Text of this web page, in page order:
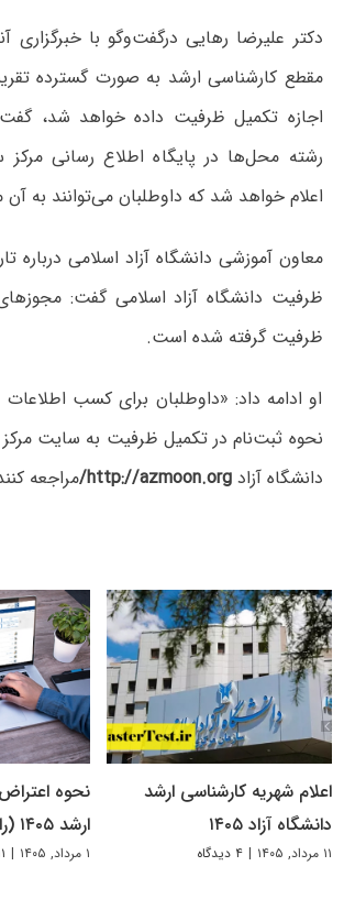
دکتر علیرضا رهایی درگفت‌وگو با خبرگزاری
مقطع کارشناسی ارشد به صورت گسترده
اجازه تکمیل ظرفیت داده خواهد شد،
رشته‌ محل‌ها در پایگاه اطلاع رسانی
اعلام خواهد شد که داوطلبان می‌توانند به آن
معاون آموزشی دانشگاه آزاد اسلامی درباره
ظرفیت دانشگاه آزاد اسلامی گفت:
ظرفیت گرفته شده است.
او ادامه داد: «داوطلبان برای کسب
نحوه ثبت‌نام در تکمیل ظرفیت به سایت
دانشگاه آزادhttp://azmoon.org/ مراجعه
اعلام شهریه کارشناسی ارشد
دانشگاه آزاد ۱۴۰۵
۱۱ مرداد, ۱۴۰۵ | ۴ دیدگاه
نحوه
ارشد ۱۴۰۵ (راهنمای تصویری)
۱ مرداد, ۱۴۰۵ | ۱۱